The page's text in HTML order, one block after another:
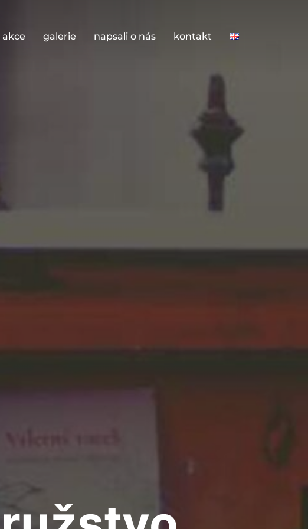
akce galerie napsali o nás kontakt